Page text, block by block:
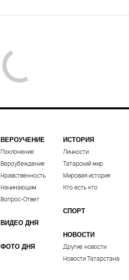
ВЕРОУЧЕНИЕ
Поклонение
Вероубеждение
Нравственность
Начинающим
Вопрос-Ответ
ВИДЕО ДНЯ
ФОТО ДНЯ
ИСТОРИЯ
Личности
Татарский мир
Мировая история
Кто есть кто
СПОРТ
НОВОСТИ
Другие новости
Новости Татарстана